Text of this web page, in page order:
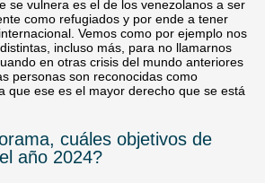
se vulnera es el de los venezolanos a ser
como refugiados y por ende a tener
Vemos como por ejemplo nos
incluso más, para no llamarnos
en otras crisis del mundo anteriores
personas son reconocidas como
que ese es el mayor derecho que se está
cuáles objetivos de
año 2024?